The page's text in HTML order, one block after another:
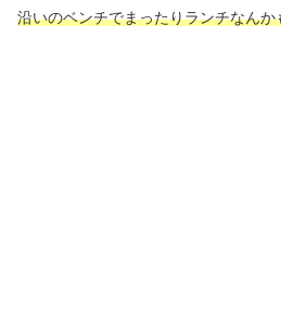
沿いのベンチでまったりランチなんか